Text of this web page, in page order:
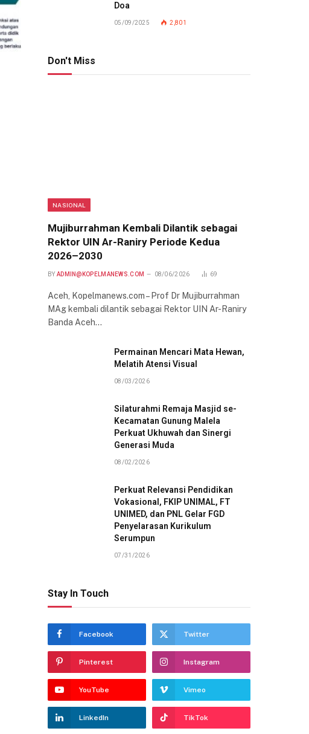
Doa
05/09/2025 2,801
Don't Miss
NASIONAL
Mujiburrahman Kembali Dilantik sebagai
Rektor UIN Ar-Raniry Periode Kedua
2026–2030
BY ADMIN@KOPELMANEWS.COM 08/06/2026 69
Aceh, Kopelmanews.com – Prof Dr Mujiburrahman
MAg kembali dilantik sebagai Rektor UIN Ar-Raniry
Banda Aceh…
Permainan Mencari Mata Hewan,
Melatih Atensi Visual
08/03/2026
Silaturahmi Remaja Masjid se-
Kecamatan Gunung Malela
Perkuat Ukhuwah dan Sinergi
Generasi Muda
08/02/2026
Perkuat Relevansi Pendidikan
Vokasional, FKIP UNIMAL, FT
UNIMED, dan PNL Gelar FGD
Penyelarasan Kurikulum
Serumpun
07/31/2026
Stay In Touch
Facebook Twitter
Pinterest Instagram
YouTube Vimeo
LinkedIn TikTok